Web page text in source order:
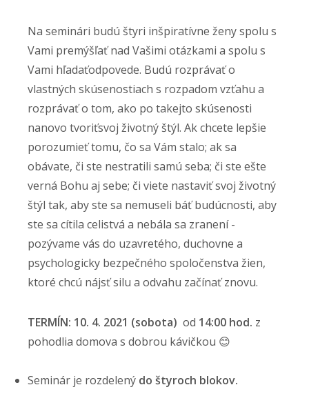
Na seminári budú štyri inšpiratívne ženy spolu s
Vami premýšľať nad Vašimi otázkami a spolu s
Vami hľadaťodpovede. Budú rozprávať o
vlastných skúsenostiach s rozpadom vzťahu a
rozprávať o tom, ako po takejto skúsenosti
nanovo tvoriťsvoj životný štýl. Ak chcete lepšie
porozumieť tomu, čo sa Vám stalo; ak sa
obávate, či ste nestratili samú seba; či ste ešte
verná Bohu aj sebe; či viete nastaviť svoj životný
štýl tak, aby ste sa nemuseli báť budúcnosti, aby
ste sa cítila celistvá a nebála sa zranení -
pozývame vás do uzavretého, duchovne a
psychologicky bezpečného spoločenstva žien,
ktoré chcú nájsť silu a odvahu začínať znovu.
TERMÍN: 10. 4. 2021 (sobota) od 14:00 hod. z
pohodlia domova s dobrou kávičkou 😊
Seminár je rozdelený do štyroch blokov.